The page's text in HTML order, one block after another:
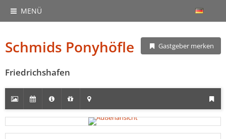
MENÜ
Schmids Ponyhöfle Gastgeber merken
Friedrichshafen